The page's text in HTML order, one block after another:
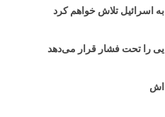
اسرائیل تلاش خواهم کرد
را تحت فشار قرار می‌دهد